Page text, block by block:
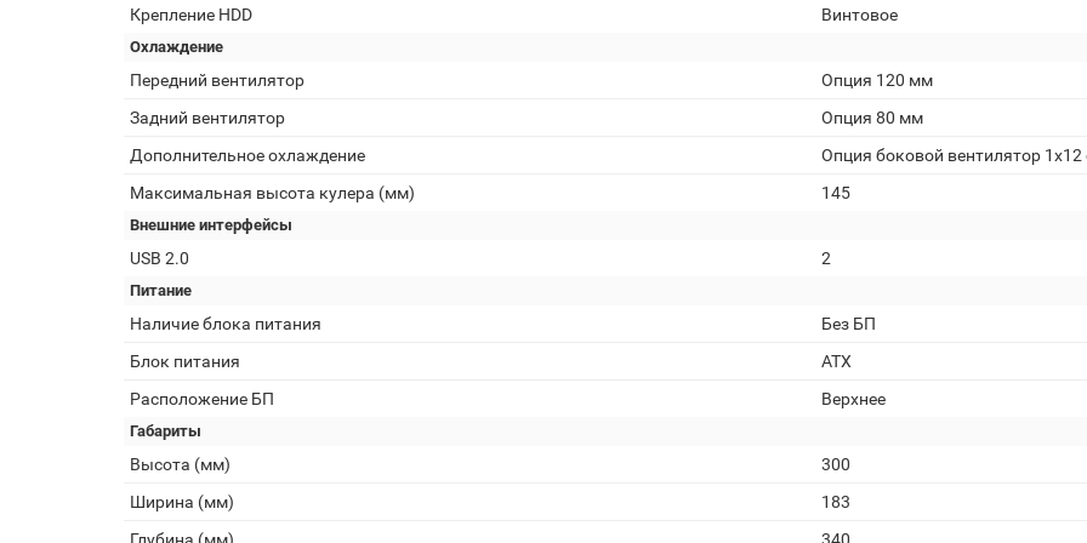
Крепление HDD Винтовое
Охлаждение
Передний вентилятор
Опция 120 мм
Задний вентилятор
Опция 80 мм
Дополнительное охлаждение
Опция боковой вентилятор 1x12
Максимальная высота кулера (мм)
145
Внешние интерфейсы
USB 2.0 2
Питание
Наличие блока питания
Без БП
Блок питания
ATX
Расположение БП
Верхнее
Габариты
Высота (мм)
300
Ширина (мм)
183